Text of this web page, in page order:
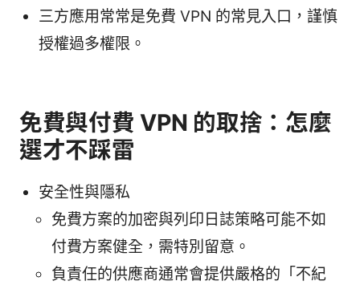
三方應用常常是免費 VPN 的常見入口，謹慎
授權過多權限。
免費與付費 VPN 的取捨：怎麼
選才不踩雷
安全性與隱私
免費方案的加密與列印日誌策略可能不如
付費方案健全，需特別留意。
負責任的供應商通常會提供嚴格的「不紀